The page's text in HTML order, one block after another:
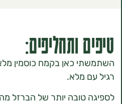
ותחליפים:
כאן בקמח כוסמין מלא.
מלא.
יותר של הברזל מהעדשים